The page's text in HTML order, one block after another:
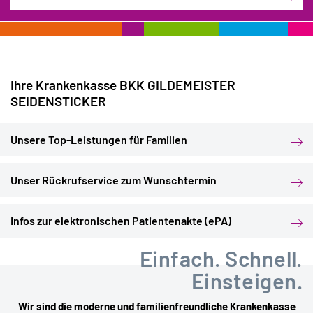
Ihre Krankenkasse BKK GILDEMEISTER
SEIDENSTICKER
Unsere Top-Leistungen für Familien
Unser Rückrufservice zum Wunschtermin
Infos zur elektronischen Patientenakte (ePA)
Einfach. Schnell.
Einsteigen.
Wir sind die moderne und familienfreundliche Krankenkasse–